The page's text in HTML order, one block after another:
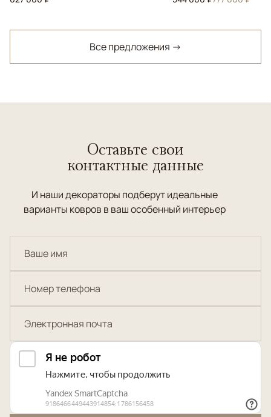
Все предложения →
Оставьте свои
контактные данные
И наши декораторы подберут идеальные
варианты ковров в ваш особенный интерьер